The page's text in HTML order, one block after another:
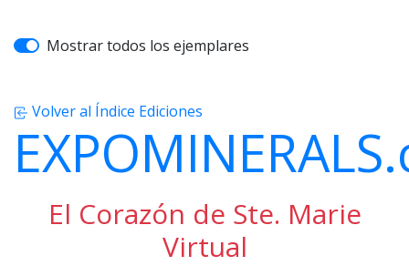
Mostrar todos los ejemplares
Volver al Índice Ediciones
El Corazón de Ste. Marie
Virtual